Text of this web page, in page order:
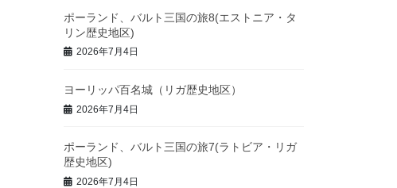
ポーランド、バルト三国の旅8(エストニア・タ
リン歴史地区)
2026年7月4日
ヨーリッパ百名城（リガ歴史地区）
2026年7月4日
ポーランド、バルト三国の旅7(ラトビア・リガ
歴史地区)
2026年7月4日